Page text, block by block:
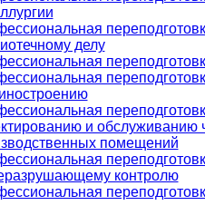
делу
и обслуживанию
помещений
контролю